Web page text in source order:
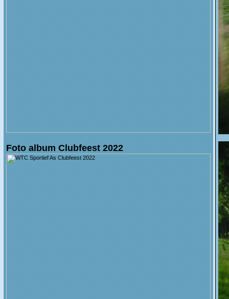
Foto album Clubfeest 2022